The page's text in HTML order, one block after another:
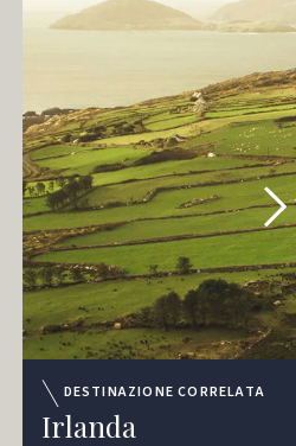
DESTINAZIONE CORRELATA
Irlanda